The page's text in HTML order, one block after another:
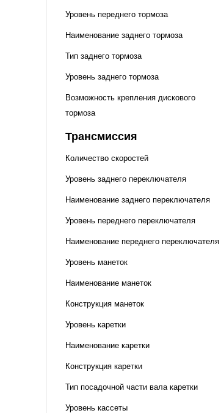
Уровень переднего тормоза
Наименование заднего тормоза
Тип заднего тормоза
Уровень заднего тормоза
Возможность крепления дискового
тормоза
Трансмиссия
Количество скоростей
Уровень заднего переключателя
Наименование заднего переключателя
Уровень переднего переключателя
Наименование переднего переключателя
Уровень манеток
Наименование манеток
Конструкция манеток
Уровень каретки
Наименование каретки
Конструкция каретки
Тип посадочной части вала каретки
Уровень кассеты